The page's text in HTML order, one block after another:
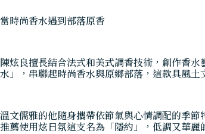
當時尚香水遇到部落原香
陳炫良擅長結合法式和美式調香技術，創作香
水」，串聯起時尚香水與原鄉部落，這款具風
溫文儒雅的他隨身攜帶依節氣與心情調配的季
推薦使用炫日氛這支名為「隱約」，低調又華